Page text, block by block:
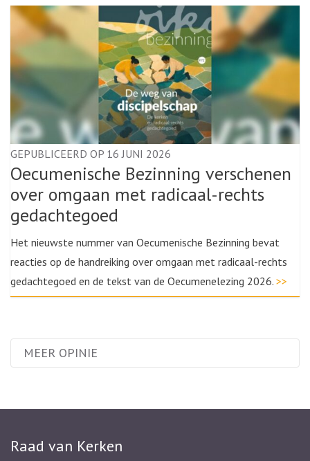
GEPUBLICEERD OP 16 JUNI 2026
Oecumenische Bezinning verschenen
over omgaan met radicaal-rechts
gedachtegoed
Het nieuwste nummer van Oecumenische Bezinning bevat
reacties op de handreiking over omgaan met radicaal-rechts
gedachtegoed en de tekst van de Oecumenelezing 2026. >>
MEER OPINIE
Raad van Kerken